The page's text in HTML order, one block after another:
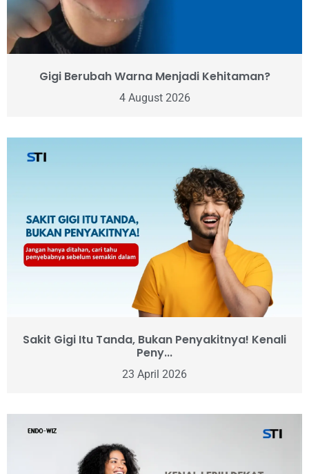
Gigi Berubah Warna Menjadi Kehitaman?
4 August 2026
Sakit Gigi Itu Tanda, Bukan Penyakitnya! Kenali
Peny...
23 April 2026